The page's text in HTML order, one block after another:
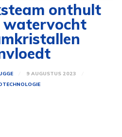
onthult
9 AUGUSTUS 2023